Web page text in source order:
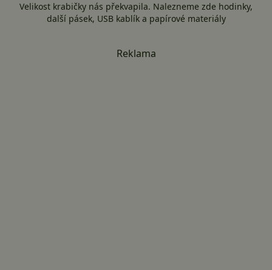
Velikost krabičky nás překvapila. Nalezneme zde hodinky,
další pásek, USB kablík a papírové materiály
Reklama